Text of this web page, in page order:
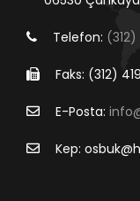
Telefon: (312)
Faks: (312)
E-Posta:
Kep: